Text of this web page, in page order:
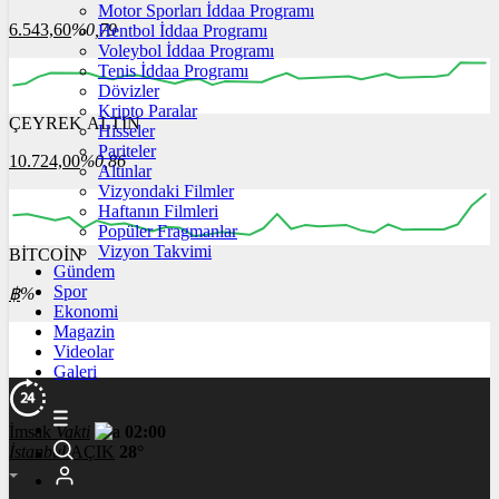
6.543,60%0,79
00:00
ÇEYREK ALTIN
10.724,00%0,86
00:00 00:00
BİTCOİN
฿%
Motor Sporları İddaa Programı
Hentbol İddaa Programı
Voleybol İddaa Programı
Tenis İddaa Programı
Dövizler
Kripto Paralar
Hisseler
Pariteler
Altınlar
Vizyondaki Filmler
Haftanın Filmleri
Popüler Fragmanlar
Vizyon Takvimi
Gündem
Spor
Ekonomi
Magazin
Videolar
Galeri
İmsakVakti
02:00
İstanbul AÇIK 28°